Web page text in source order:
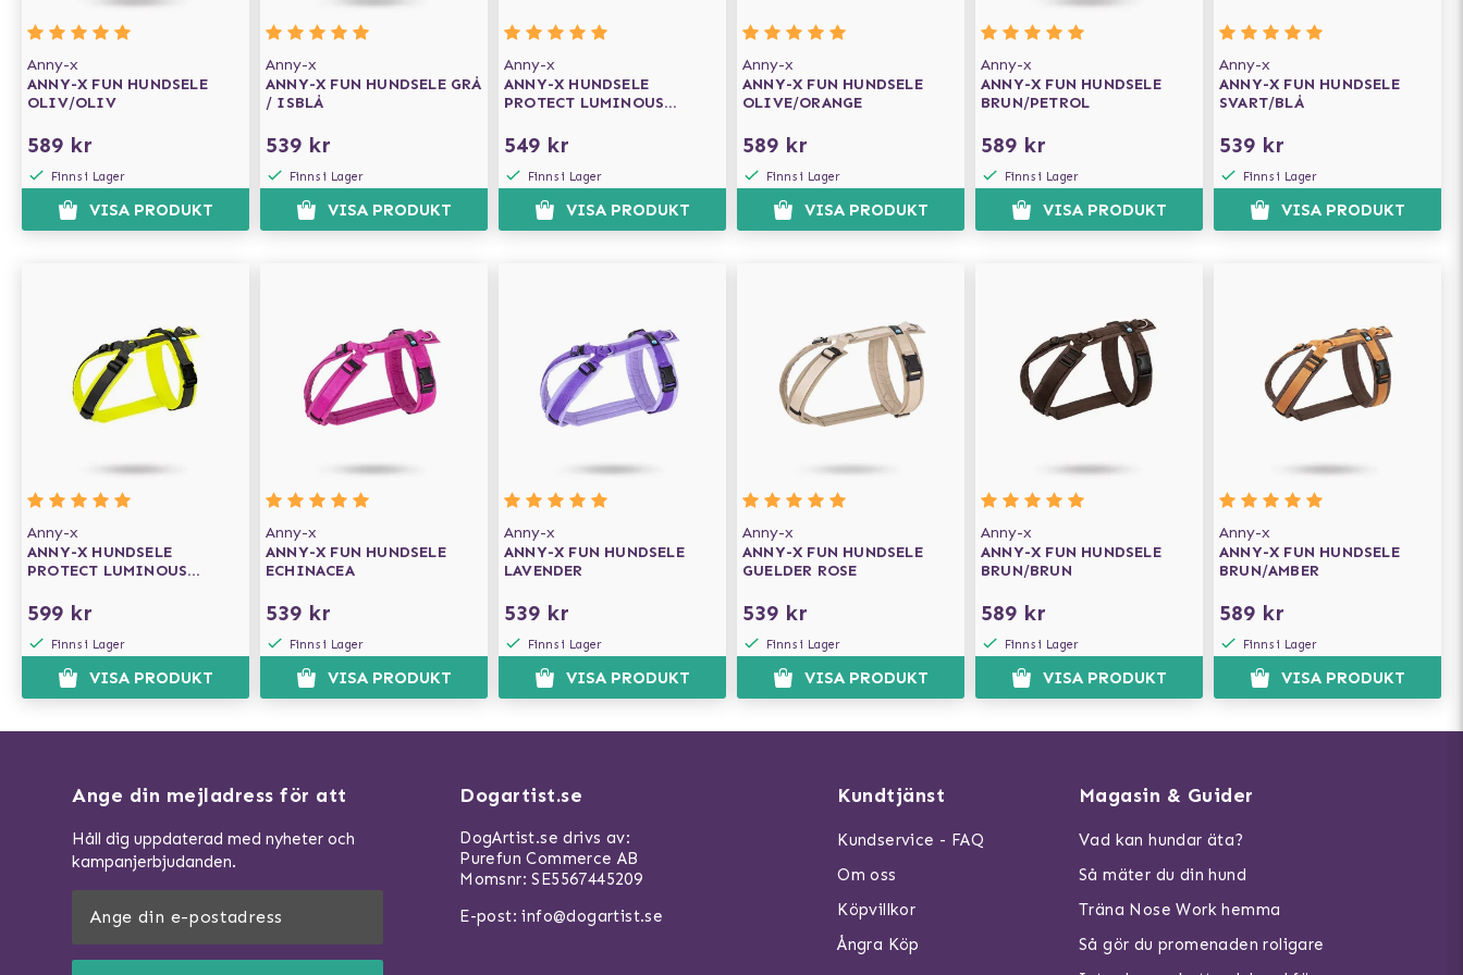
Anny-x
ANNY-X FUN HUNDSELE
OLIV/OLIV
589 kr
Finns i Lager
VISA PRODUKT
Anny-x
ANNY-X FUN HUNDSELE GRÅ
/ ISBLÅ
539 kr
Finns i Lager
VISA PRODUKT
Anny-x
ANNY-X HUNDSELE
PROTECT LUMINOUS
549 kr
Finns i Lager
VISA PRODUKT
Anny-x
ANNY-X FUN HUNDSELE
OLIVE/ORANGE
589 kr
Finns i Lager
VISA PRODUKT
Anny-x
ANNY-X FUN HUNDSELE
BRUN/PETROL
589 kr
Finns i Lager
VISA PRODUKT
Anny-x
ANNY-X FUN HUNDSELE
SVART/BLÅ
539 kr
Finns i Lager
VISA PRODUKT
Anny-x
ANNY-X HUNDSELE
PROTECT LUMINOUS
599 kr
Finns i Lager
VISA PRODUKT
Anny-x
ANNY-X FUN HUNDSELE
ECHINACEA
539 kr
Finns i Lager
VISA PRODUKT
Anny-x
ANNY-X FUN HUNDSELE
LAVENDER
539 kr
Finns i Lager
VISA PRODUKT
Anny-x
ANNY-X FUN HUNDSELE
GUELDER ROSE
539 kr
Finns i Lager
VISA PRODUKT
Anny-x
ANNY-X FUN HUNDSELE
BRUN/BRUN
589 kr
Finns i Lager
VISA PRODUKT
Anny-x
ANNY-X FUN HUNDSELE
BRUN/AMBER
589 kr
Finns i Lager
VISA PRODUKT
Ange din mejladress för att
Håll dig uppdaterad med nyheter och
kampanjerbjudanden.
Dogartist.se
DogArtist.se drivs av:
Purefun Commerce AB
Momsnr: SE5567445209
E-post:info@dogartist.se
Kundtjänst
Kundservice - FAQ
Om oss
Köpvillkor
Ångra Köp
Magasin & Guider
Vad kan hundar äta?
Så mäter du din hund
Träna Nose Work hemma
Så gör du promenaden roligare